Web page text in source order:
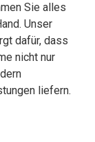
Sie alles
Unser
dafür, dass
nicht nur
liefern.